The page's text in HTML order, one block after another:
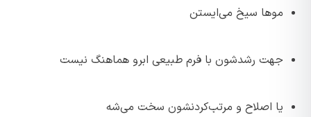
موها سیخ می‌ایستن
جهت رشدشون با فرم طبیعی ابرو هماهنگ نیست
یا اصلاح و مرتب‌کردنشون سخت می‌شه